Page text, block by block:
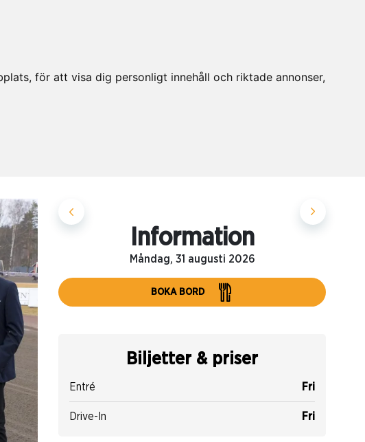
för att visa dig personligt innehåll och riktade annonser,
Information
Måndag, 31 augusti 2026
BOKA BORD
Biljetter & priser
Entré Fri
Drive-In Fri